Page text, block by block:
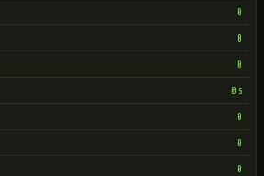
0
0
0
0s
0
0
0